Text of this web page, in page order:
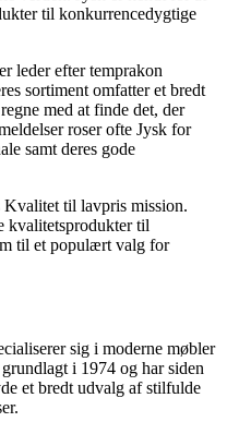
til konkurrencedygtige
leder efter temprakon
sortiment omfatter et bredt
med at finde det, der
roser ofte Jysk for
samt deres gode
til lavpris mission.
kvalitetsprodukter til
til et populært valg for
sig i moderne møbler
i 1974 og har siden
et bredt udvalg af stilfulde